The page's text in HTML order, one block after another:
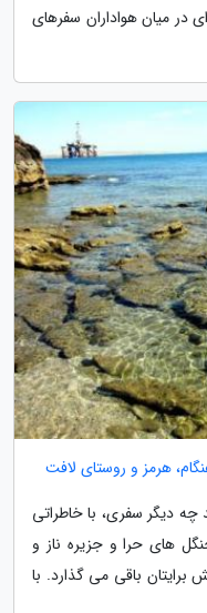
در میان هواداران سفرهای
چه دیگر سفری، با خاطراتی
های حرا و جزیره ناز و
برایتان باقی می گذارد. با